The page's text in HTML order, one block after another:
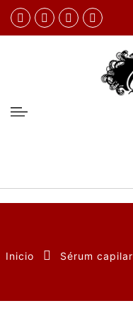
Inicio Sérum capilar